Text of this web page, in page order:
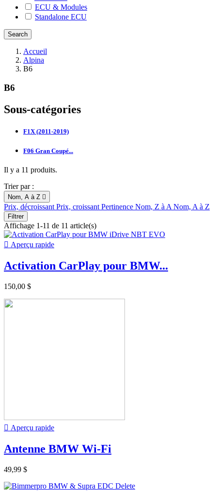
ECU & Modules
Standalone ECU
Accueil
Alpina
B6
B6
Sous-catégories
F1X (2011-2019)
F06 Gran Coupé...
Il y a 11 produits.
Trier par :
Nom, A à Z 
Prix, décroissant Prix, croissant Pertinence Nom, Z à A Nom, A à Z
Filtrer
Affichage 1-11 de 11 article(s)
 Aperçu rapide
Activation CarPlay pour BMW...
150,00 $
 Aperçu rapide
Antenne BMW Wi-Fi
49,99 $